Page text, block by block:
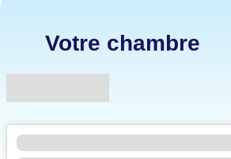
Votre chambre